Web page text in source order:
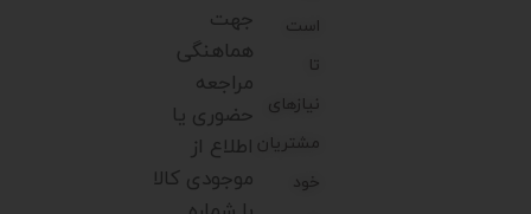
است
تا
نیازهای
مشتریان
خود
جهت
هماهنگی
مراجعه
حضوری یا
اطلاع از
موجودی کالا